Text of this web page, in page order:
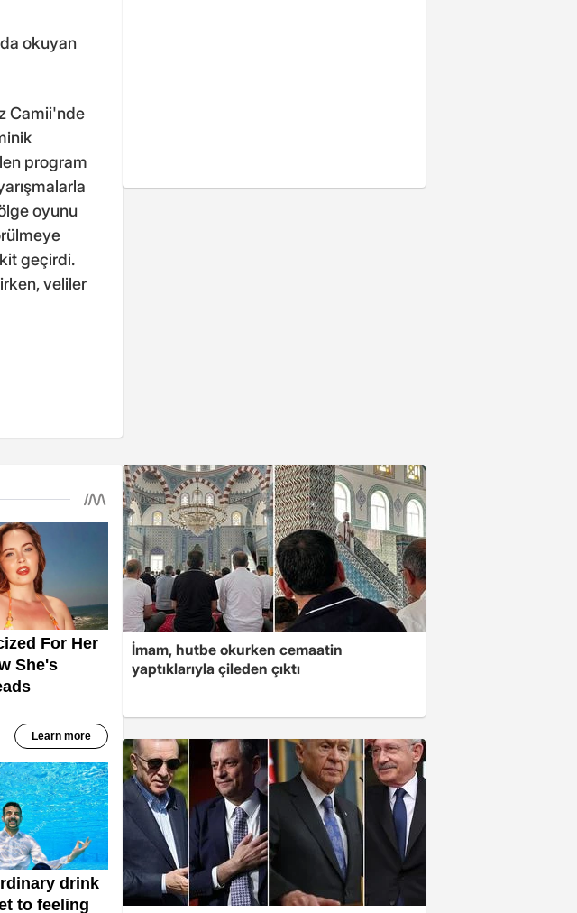
okuyan
Camii'nde
program
oyunu
geçirdi.
veliler
İmam, hutbe okurken cemaatin
yaptıklarıyla çileden çıktı